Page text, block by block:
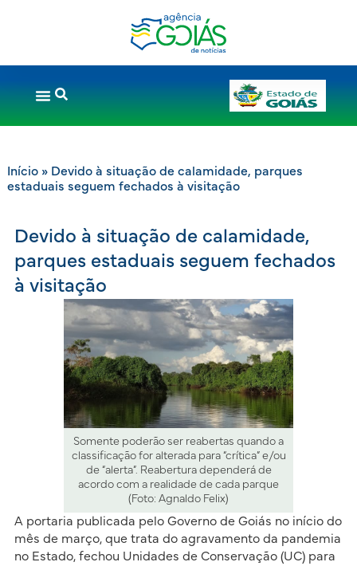
Início» Devido à situação de calamidade, parques
estaduais seguem fechados à visitação
Devido à situação de calamidade,
parques estaduais seguem fechados
à visitação
Somente poderão ser reabertas quando a
classificação for alterada para “crítica” e/ou
de “alerta”. Reabertura dependerá de
acordo com a realidade de cada parque
(Foto: Agnaldo Felix)
A portaria publicada pelo Governo de Goiás no início do
mês de março, que trata do agravamento da pandemia
no Estado, fechou Unidades de Conservação (UC) para